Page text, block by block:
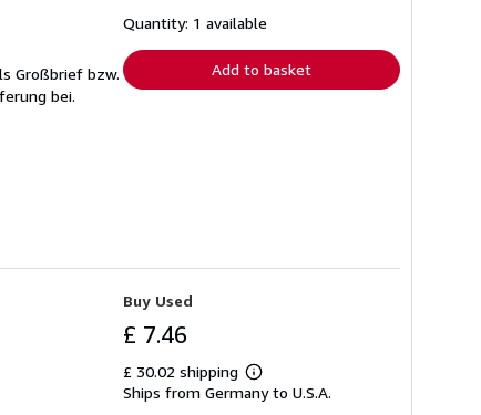
Großbrief bzw.
bei.
shipping
Quantity: 1 available
Add to basket
Buy Used
£ 7.46
£ 30.02 shipping
Learn
more
Ships from Germany to U.S.A.